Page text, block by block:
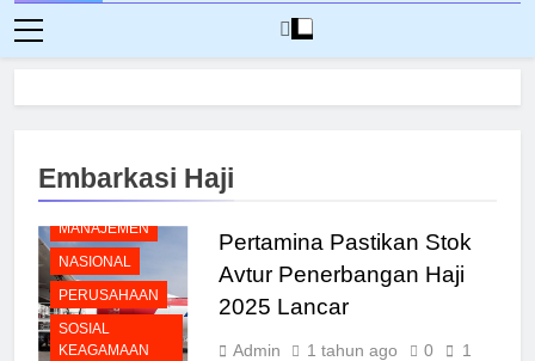
Embarkasi Haji
BERITA
MANAJEMEN
NASIONAL
PERUSAHAAN
SOSIAL
KEAGAMAAN
Pertamina Pastikan Stok
Avtur Penerbangan Haji
2025 Lancar
Admin 1 tahun ago 0
1